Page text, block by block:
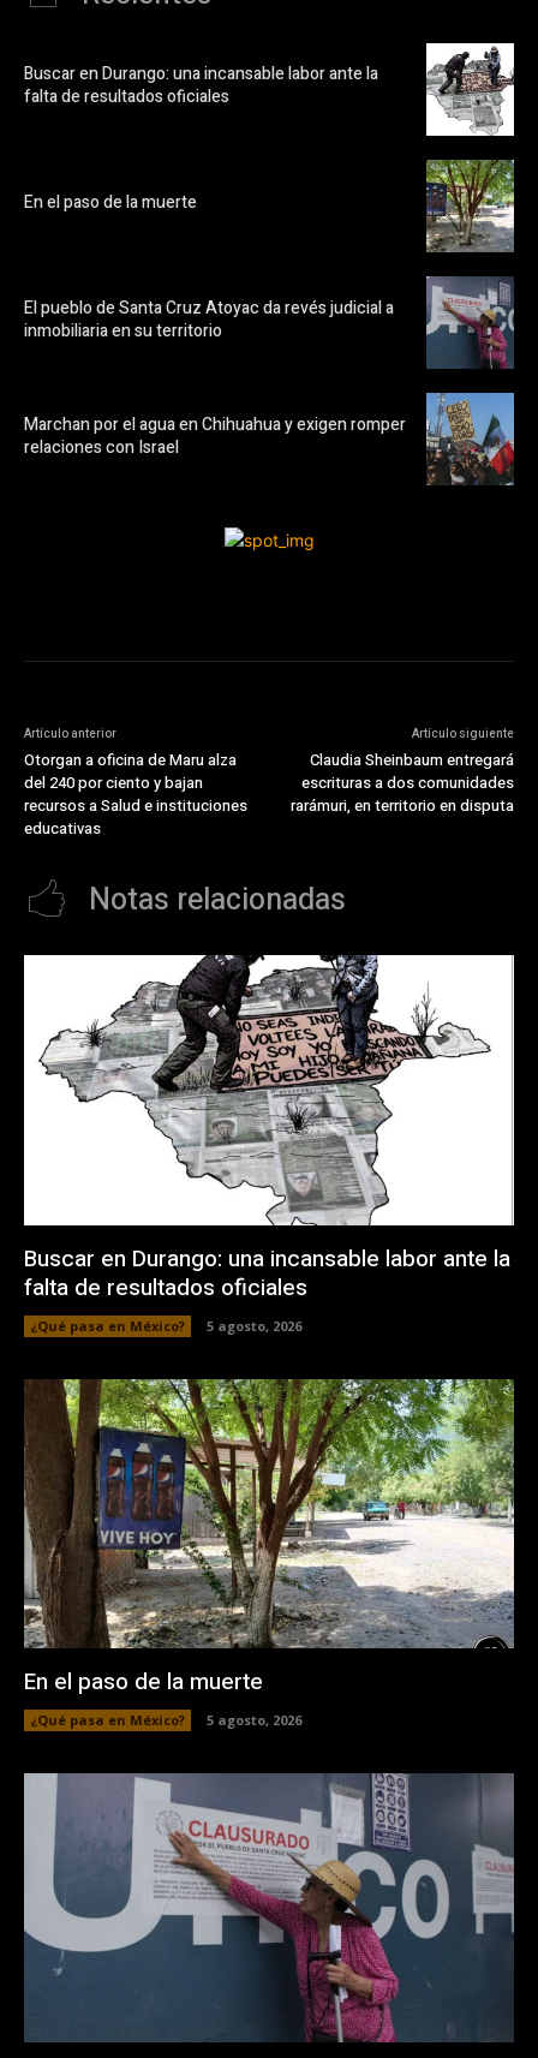
Buscar en Durango: una incansable labor ante la
falta de resultados oficiales
En el paso de la muerte
El pueblo de Santa Cruz Atoyac da revés judicial a
inmobiliaria en su territorio
Marchan por el agua en Chihuahua y exigen romper
relaciones con Israel
Artículo anterior
Otorgan a oficina de Maru alza
del 240 por ciento y bajan
recursos a Salud e instituciones
educativas
Artículo siguiente
Claudia Sheinbaum entregará
escrituras a dos comunidades
rarámuri, en territorio en disputa
Notas relacionadas
Buscar en Durango: una incansable labor ante la
falta de resultados oficiales
¿Qué pasa en México? 5 agosto, 2026
En el paso de la muerte
¿Qué pasa en México? 5 agosto, 2026